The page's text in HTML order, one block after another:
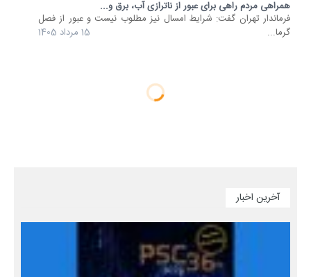
همراهی مردم راهی برای عبور از ناترازی آب، برق و...
فرماندار تهران گفت: شرایط امسال نیز مطلوب نیست و عبور از فصل
گرما...
15 مرداد 1405
آخرین اخبار